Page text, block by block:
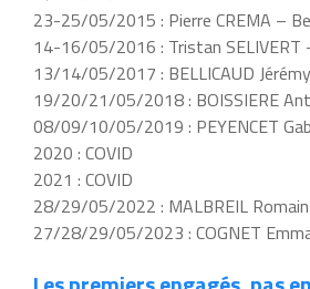
23-25/05/2015 : Pierre CREMA –
14-16/05/2016 : Tristan SELIVERT
13/14/05/2017 : BELLICAUD
19/20/21/05/2018 : BOISSIERE
08/09/10/05/2019 : PEYENCET
2020 : COVID
2021 : COVID
28/29/05/2022 : MALBREIL Romain
27/28/29/05/2023 : COGNET